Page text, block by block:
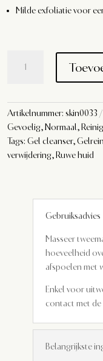
Milde exfoliatie voor
SkinCeuticals
Simply
Artikelnummer: skin0033
Gevoelig,Normaal,
Tags: Gel cleanser,
verwijdering, Ruwe huid
Gebruiksadvies
Masseer
hoeveelheid
afspoelen met
Enkel voor
contact met de
Belangrijkste